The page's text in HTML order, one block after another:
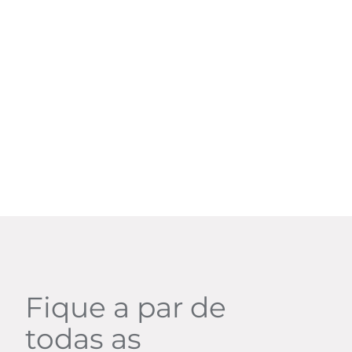
Fique a par de
todas as